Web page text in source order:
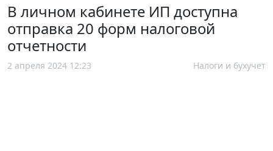
В личном кабинете ИП доступна
отправка 20 форм налоговой
отчетности
2 апреля 2024 12:23 Налоги и бухучет